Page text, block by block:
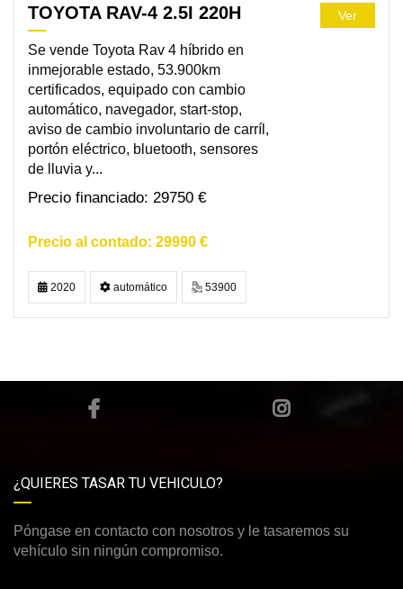
TOYOTA RAV-4 2.5I 220H
Se vende Toyota Rav 4 híbrido en
inmejorable estado, 53.900km
certificados, equipado con cambio
automático, navegador, start-stop,
aviso de cambio involuntario de carríl,
portón eléctrico, bluetooth, sensores
de lluvia y...
29750 €
29990 €
Ver
2020 automático 53900
¿QUIERES TASAR TU VEHICULO?
Póngase en contacto con nosotros y le tasaremos su
vehículo sin ningún compromiso.